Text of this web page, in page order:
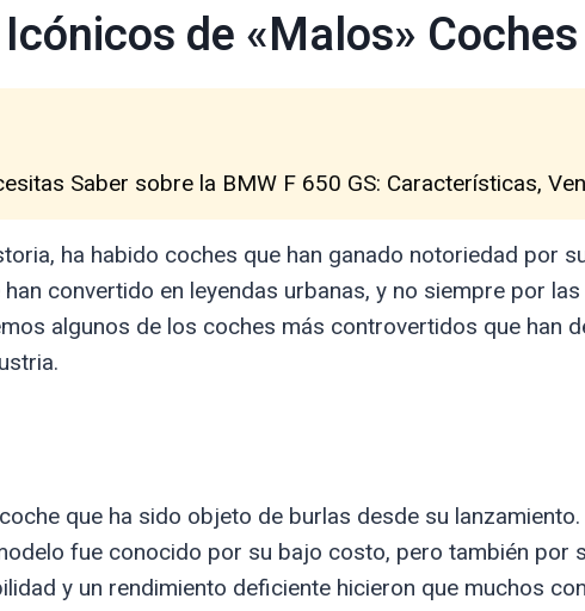
de «Malos» Coches
Saber sobre la BMW F 650 GS: Características,
ha habido coches que han ganado notoriedad por
convertido en leyendas urbanas, y no siempre por
algunos de los coches más controvertidos que han
que ha sido objeto de burlas desde su
fue conocido por su bajo costo, pero también por
y un rendimiento deficiente hicieron que muchos